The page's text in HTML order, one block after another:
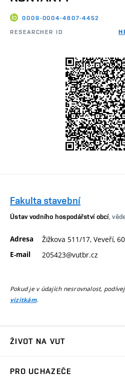
0009-0004-4807-4452
RESEARCHER ID
Fakulta stavební
Ústav vodního hospodářství obcí,
Adresa Žižkova 511/17, Veveří,
E-mail 205423@vutbr.cz
Pokud je v údajích nesrovnalost,
vizitkám.
ŽIVOT NA VUT
PRO UCHAZEČE